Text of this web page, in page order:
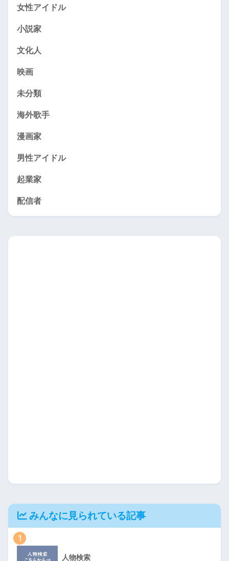
女性アイドル
小説家
文化人
映画
未分類
海外歌手
漫画家
男性アイドル
起業家
配信者
みんなに見られている記事
1
人物検索